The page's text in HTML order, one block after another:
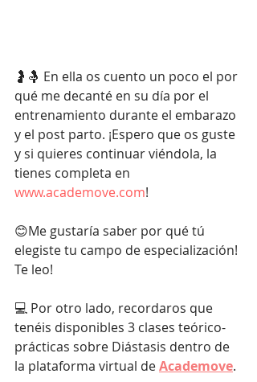
🤰🤱 En ella os cuento un poco el por
qué me decanté en su día por el
entrenamiento durante el embarazo
y el post parto. ¡Espero que os guste
y si quieres continuar viéndola, la
tienes completa en
www.academove.com!
😊Me gustaría saber por qué tú
elegiste tu campo de especialización!
Te leo!
💻 Por otro lado, recordaros que
tenéis disponibles 3 clases teórico-
prácticas sobre Diástasis dentro de
la plataforma virtual de Academove.